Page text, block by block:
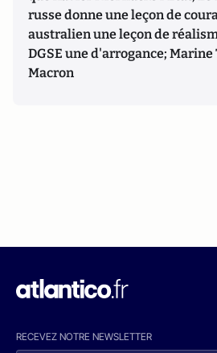
russe donne une leçon de
australien une leçon de
DGSE une d'arrogance;
Macron
RECEVEZ NOTRE NEWSLETTER